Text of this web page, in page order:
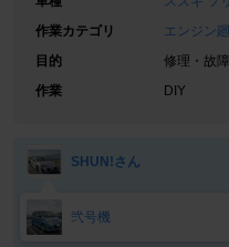
作業カテゴリ
エンジン
目的
修理・故
作業
DIY
SHUN!さん
弐号機